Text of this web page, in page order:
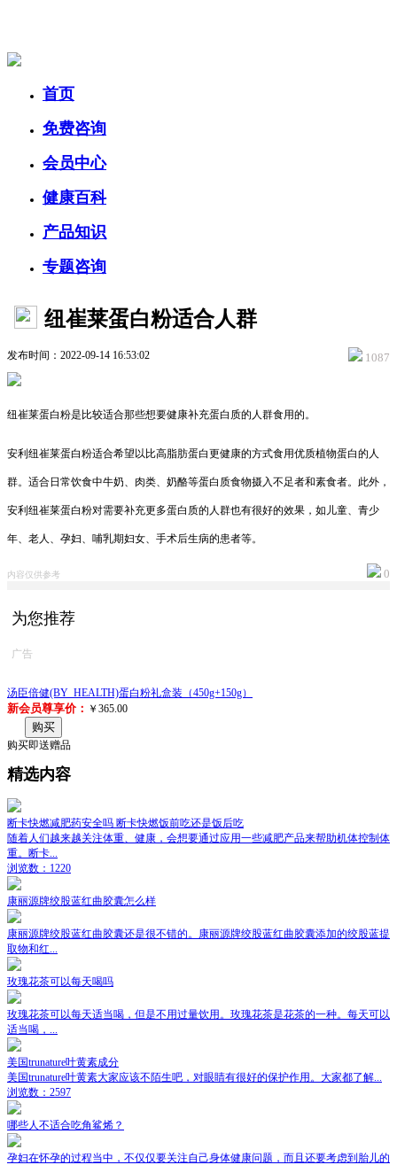
首页
免费咨询
会员中心
健康百科
产品知识
专题咨询
纽崔莱蛋白粉适合人群
发布时间：2022-09-14 16:53:02 1087
纽崔莱蛋白粉是比较适合那些想要健康补充蛋白质的人群食用的。
安利纽崔莱蛋白粉适合希望以比高脂肪蛋白更健康的方式食用优质植物蛋白的人
群。适合日常饮食中牛奶、肉类、奶酪等蛋白质食物摄入不足者和素食者。此外，
安利纽崔莱蛋白粉对需要补充更多蛋白质的人群也有很好的效果，如儿童、青少
年、老人、孕妇、哺乳期妇女、手术后生病的患者等。
内容仅供参考 0
为您推荐
广告
汤臣倍健(BY_HEALTH)蛋白粉礼盒装（450g+150g）
新会员尊享价： ￥365.00
购买
购买即送赠品
精选内容
断卡快燃减肥药安全吗 断卡快燃饭前吃还是饭后吃
随着人们越来越关注体重、健康，会想要通过应用一些减肥产品来帮助机体控制体
重。断卡...
浏览数：1220
康丽源牌绞股蓝红曲胶囊怎么样
康丽源牌绞股蓝红曲胶囊还是很不错的。康丽源牌绞股蓝红曲胶囊添加的绞股蓝提
取物和红...
玫瑰花茶可以每天喝吗
玫瑰花茶可以每天适当喝，但是不用过量饮用。玫瑰花茶是花茶的一种。每天可以
适当喝，...
美国trunature叶黄素成分
美国trunature叶黄素大家应该不陌生吧，对眼睛有很好的保护作用。大家都了解...
浏览数：2597
哪些人不适合吃角鲨烯？
孕妇在怀孕的过程当中，不仅仅要关注自己身体健康问题，而且还要考虑到胎儿的